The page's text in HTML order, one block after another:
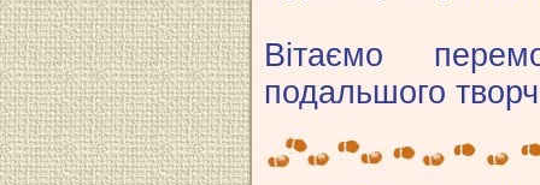
Вітаємо
подальшого